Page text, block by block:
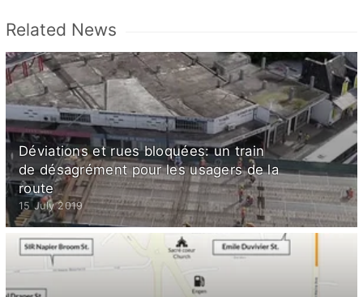
Related News
Déviations et rues bloquées: un train
de désagrément pour les usagers de la
route
15 July 2019